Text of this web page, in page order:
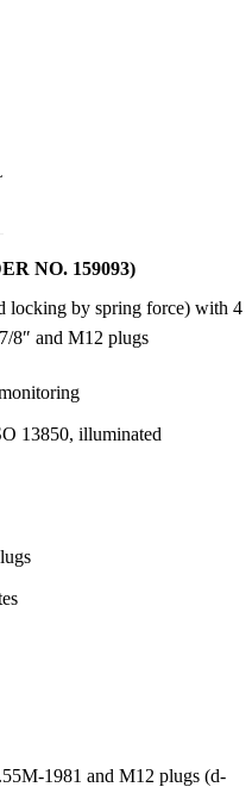
NO. 159093)
by spring force) with 4
8″ and M12 plugs
13850, illuminated
1981 and M12 plugs (d-